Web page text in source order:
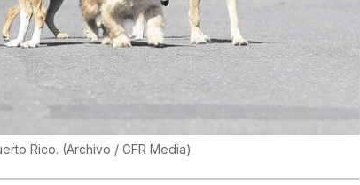
Rico. (Archivo / GFR Media)